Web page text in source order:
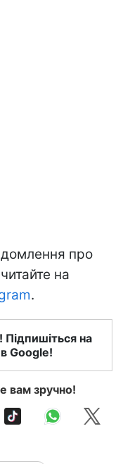
про
на
.
Підпишіться на
Google!
вам зручно!